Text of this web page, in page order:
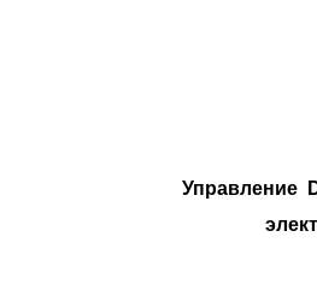
Управление